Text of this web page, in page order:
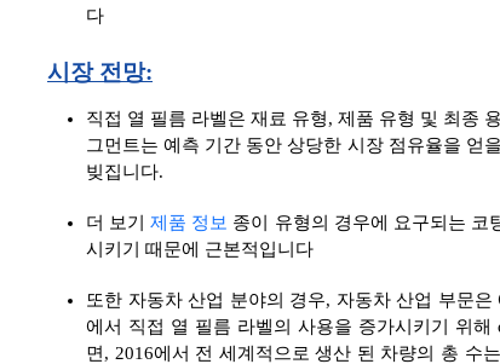
다
시장 전망:
직접 열 필름 라벨은 재료 유형, 제품 유형 및 최종
그먼트는 예측 기간 동안 상당한 시장 점유율을 얻
빚집니다.
더 보기제품 정보 종이 유형의 경우에 요구되는 코
시키기 때문에 근본적입니다
또한 자동차 산업 분야의 경우, 자동차 산업 부문
에서 직접 열 필름 라벨의 사용을 증가시키기 위
면, 2016에서 전 세계적으로 생산 된 차량의 총 수